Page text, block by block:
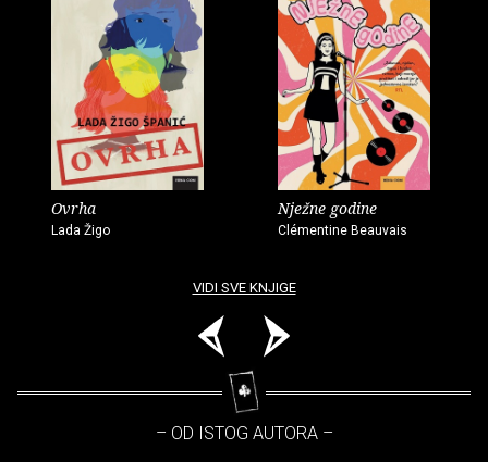
Ovrha
Lada Žigo
Nježne godine
Clémentine Beauvais
VIDI SVE KNJIGE
– OD ISTOG AUTORA –